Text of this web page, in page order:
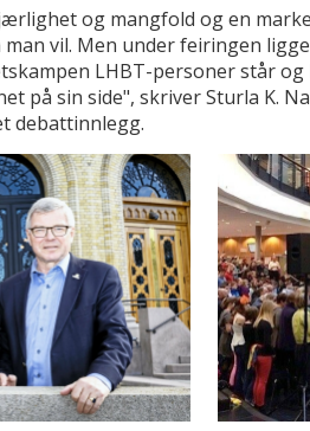
og mangfold og en
vil. Men under feiringen
LHBT-personer står
på sin side", skriver Sturla K.
debattinnlegg.